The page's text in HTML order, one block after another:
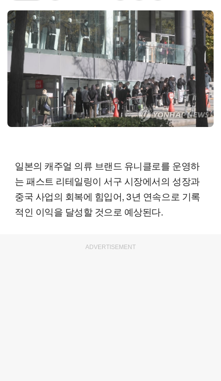
일본의 캐주얼 의류 브랜드 유니클로를 운영하
는 패스트 리테일링이 서구 시장에서의 성장과
중국 사업의 회복에 힘입어, 3년 연속으로 기록
적인 이익을 달성할 것으로 예상된다.
ADVERTISEMENT